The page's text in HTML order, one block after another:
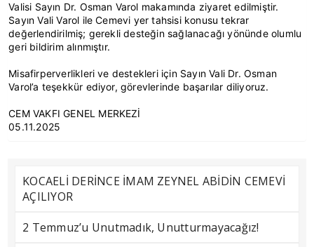
Valisi Sayın Dr. Osman Varol makamında ziyaret edilmiştir.
Sayın Vali Varol ile Cemevi yer tahsisi konusu tekrar
değerlendirilmiş; gerekli desteğin sağlanacağı yönünde olumlu
geri bildirim alınmıştır.
Misafirperverlikleri ve destekleri için Sayın Vali Dr. Osman
Varol’a teşekkür ediyor, görevlerinde başarılar diliyoruz.
CEM VAKFI GENEL MERKEZİ
05.11.2025
KOCAELİ DERİNCE İMAM ZEYNEL ABİDİN CEMEVİ
AÇILIYOR
2 Temmuz’u Unutmadık, Unutturmayacağız!